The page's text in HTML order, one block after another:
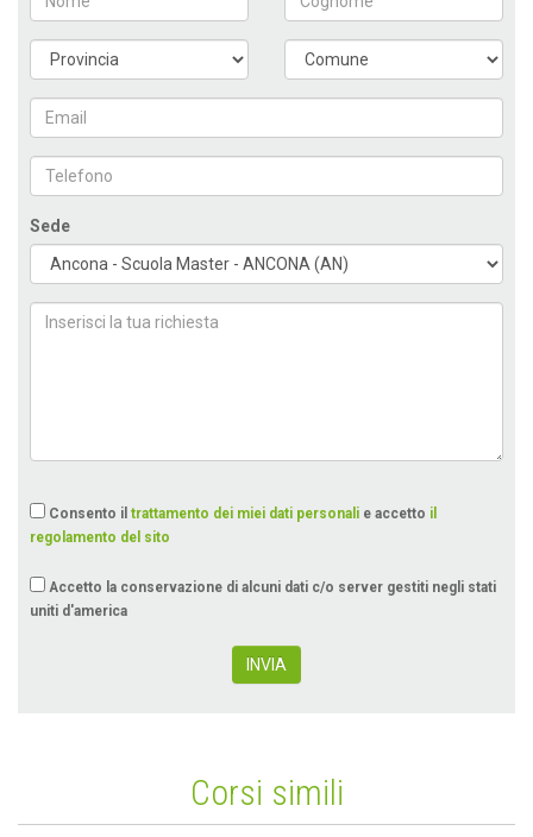
Sede
Consento il trattamento dei miei dati personali e accetto il
regolamento del sito
Accetto la conservazione di alcuni dati c/o server gestiti negli stati
uniti d'america
INVIA
Corsi simili